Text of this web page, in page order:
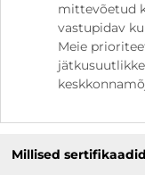
mittevõetud
vastupidav
Meie
Millised